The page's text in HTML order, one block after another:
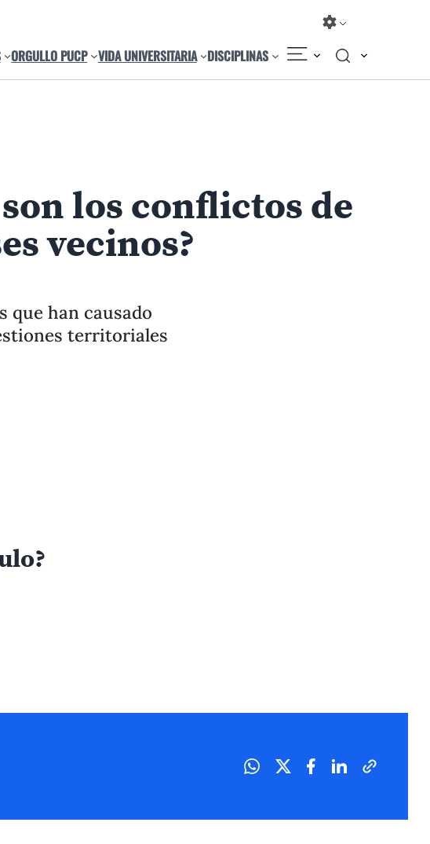
ORGULLO PUCP VIDA UNIVERSITARIA DISCIPLINAS
los conflictos de
vecinos?
que han causado
territoriales